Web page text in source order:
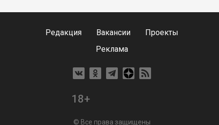
Редакция Вакансии
Проекты
Реклама
18+
© Все права защищены